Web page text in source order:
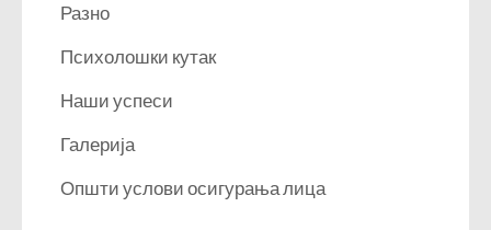
Разно
Психолошки кутак
Наши успеси
Галерија
Општи услови осигурања лица